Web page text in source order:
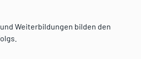
Weiterbildungen bilden den